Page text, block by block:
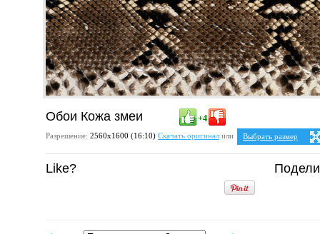
Обои Кожа змеи +4
Разрешение: 2560х1600 (16:10) Скачать оригиналили
Выбрать размер
Ваше разрешение:Не
1280x1024
Like?